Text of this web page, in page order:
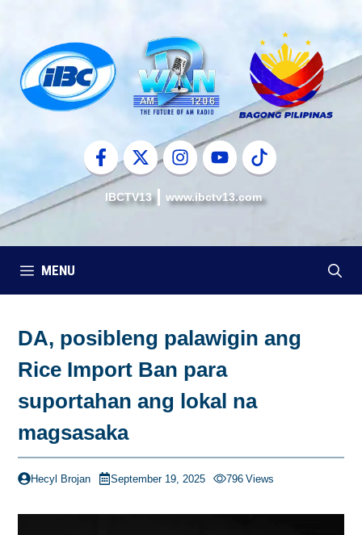
content
IBCTV13 www.ibctv13.com
MENU
DA, posibleng palawigin ang
Rice Import Ban para
suportahan ang lokal na
magsasaka
Hecyl Brojan September 19, 2025 796 Views